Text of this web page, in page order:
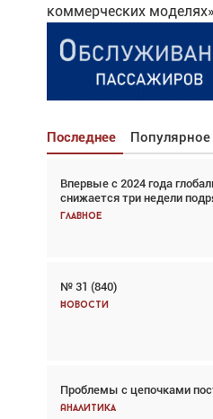
коммерческих
Последнее Популярное
Впервые с 2024 года
снижается три недели
Главное
№ 31 (840)
Новости
Проблемы с цепочками
Аналитика
Взгляд с высоты: тандем
спасательных операциях
Главное
Авиационный фотограф
говорит сама за себя... а ИИ
Впервые с 2024 года
снижается три недели